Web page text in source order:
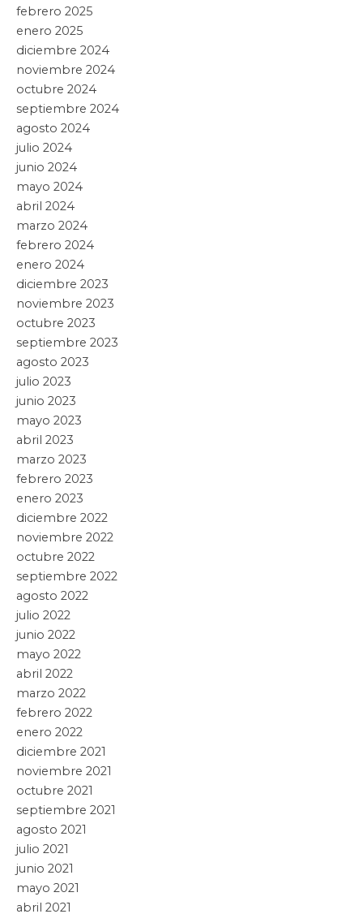
febrero 2025
enero 2025
diciembre 2024
noviembre 2024
octubre 2024
septiembre 2024
agosto 2024
julio 2024
junio 2024
mayo 2024
abril 2024
marzo 2024
febrero 2024
enero 2024
diciembre 2023
noviembre 2023
octubre 2023
septiembre 2023
agosto 2023
julio 2023
junio 2023
mayo 2023
abril 2023
marzo 2023
febrero 2023
enero 2023
diciembre 2022
noviembre 2022
octubre 2022
septiembre 2022
agosto 2022
julio 2022
junio 2022
mayo 2022
abril 2022
marzo 2022
febrero 2022
enero 2022
diciembre 2021
noviembre 2021
octubre 2021
septiembre 2021
agosto 2021
julio 2021
junio 2021
mayo 2021
abril 2021